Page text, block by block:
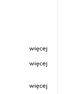
więcej
więcej
więcej